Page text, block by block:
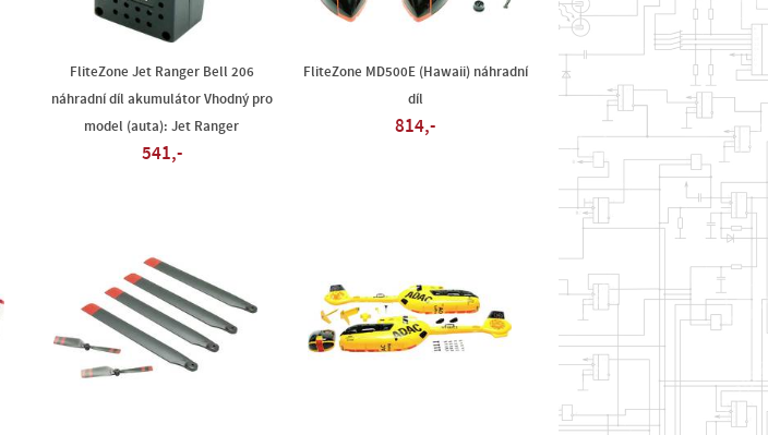
FliteZone Jet Ranger Bell 206
náhradní díl akumulátor Vhodný pro
model (auta): Jet Ranger
541,-
FliteZone MD500E (Hawaii) náhradní
díl
814,-